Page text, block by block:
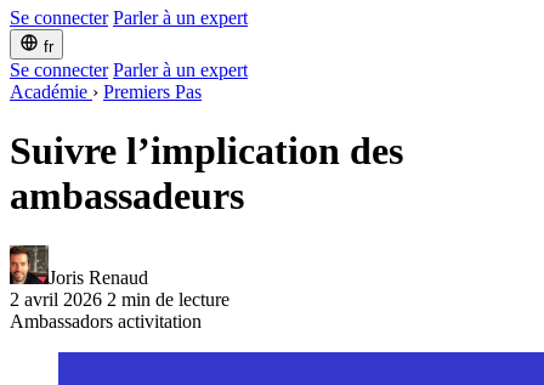
Se connecter Parler à un expert
fr
Se connecter Parler à un expert
Académie › Premiers Pas
Suivre l’implication des
ambassadeurs
Joris Renaud
2 avril 2026 2 min de lecture
Ambassadors activitation